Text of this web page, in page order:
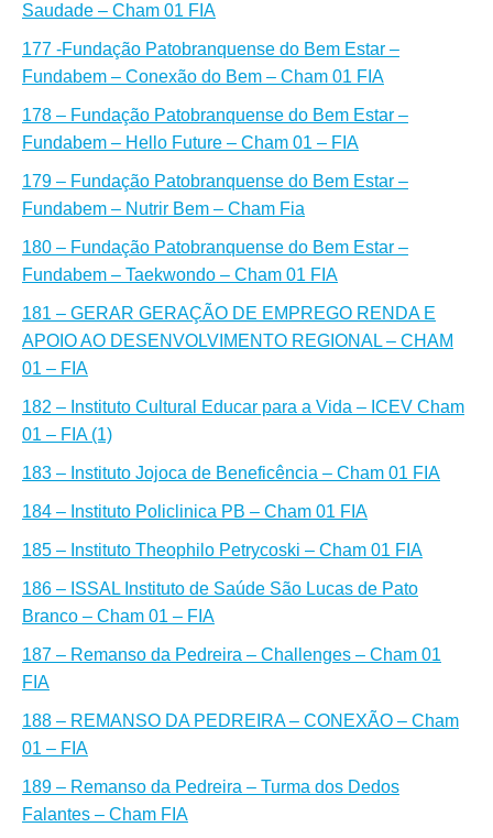
Saudade – Cham 01 FIA
177 -Fundação Patobranquense do Bem Estar –
Fundabem – Conexão do Bem – Cham 01 FIA
178 – Fundação Patobranquense do Bem Estar –
Fundabem – Hello Future – Cham 01 – FIA
179 – Fundação Patobranquense do Bem Estar –
Fundabem – Nutrir Bem – Cham Fia
180 – Fundação Patobranquense do Bem Estar –
Fundabem – Taekwondo – Cham 01 FIA
181 – GERAR GERAÇÃO DE EMPREGO RENDA E
APOIO AO DESENVOLVIMENTO REGIONAL – CHAM
01 – FIA
182 – Instituto Cultural Educar para a Vida – ICEV Cham
01 – FIA (1)
183 – Instituto Jojoca de Beneficência – Cham 01 FIA
184 – Instituto Policlinica PB – Cham 01 FIA
185 – Instituto Theophilo Petrycoski – Cham 01 FIA
186 – ISSAL Instituto de Saúde São Lucas de Pato
Branco – Cham 01 – FIA
187 – Remanso da Pedreira – Challenges – Cham 01
FIA
188 – REMANSO DA PEDREIRA – CONEXÃO – Cham
01 – FIA
189 – Remanso da Pedreira – Turma dos Dedos
Falantes – Cham FIA